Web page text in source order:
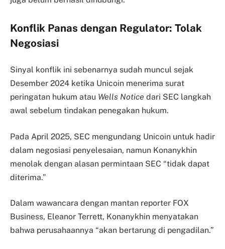
Konflik Panas dengan Regulator: Tolak
Negosiasi
Sinyal konflik ini sebenarnya sudah muncul sejak
Desember 2024 ketika Unicoin menerima surat
peringatan hukum atau Wells Notice dari SEC langkah
awal sebelum tindakan penegakan hukum.
Pada April 2025, SEC mengundang Unicoin untuk hadir
dalam negosiasi penyelesaian, namun Konanykhin
menolak dengan alasan permintaan SEC “tidak dapat
diterima.”
Dalam wawancara dengan mantan reporter FOX
Business, Eleanor Terrett, Konanykhin menyatakan
bahwa perusahaannya “akan bertarung di pengadilan.”